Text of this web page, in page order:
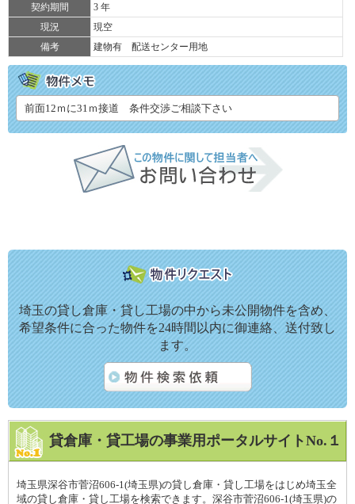
契約期間
3 年
現況
現空
備考
建物有 配送センター用地
前面12ｍに31ｍ接道 条件交渉ご相談下さい
埼玉の貸し倉庫・貸し工場の中から未公開物件を含め、
希望条件に合った物件を24時間以内に御連絡、送付致し
ます。
貸倉庫・貸工場の事業用ポータルサイトNo.１
埼玉県深谷市菅沼606-1(埼玉県)の貸し倉庫・貸し工場をはじめ埼玉全
域の貸し倉庫・貸し工場を検索できます。深谷市菅沼606-1(埼玉県)の